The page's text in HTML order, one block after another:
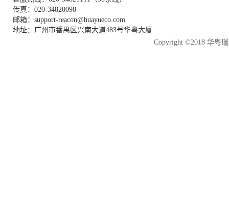
传真：020-34820098
邮箱：support-reacon@huayueco.com
地址：广州市番禺区兴南大道483号华粤大厦
Copyright ©2018 华粤